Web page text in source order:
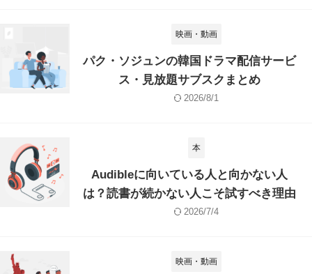
映画・動画
パク・ソジュンの韓国ドラマ配信サービ
ス・見放題サブスクまとめ
2026/8/1
本
Audibleに向いている人と向かない人
は？読書が続かない人こそ試すべき理由
2026/7/4
映画・動画